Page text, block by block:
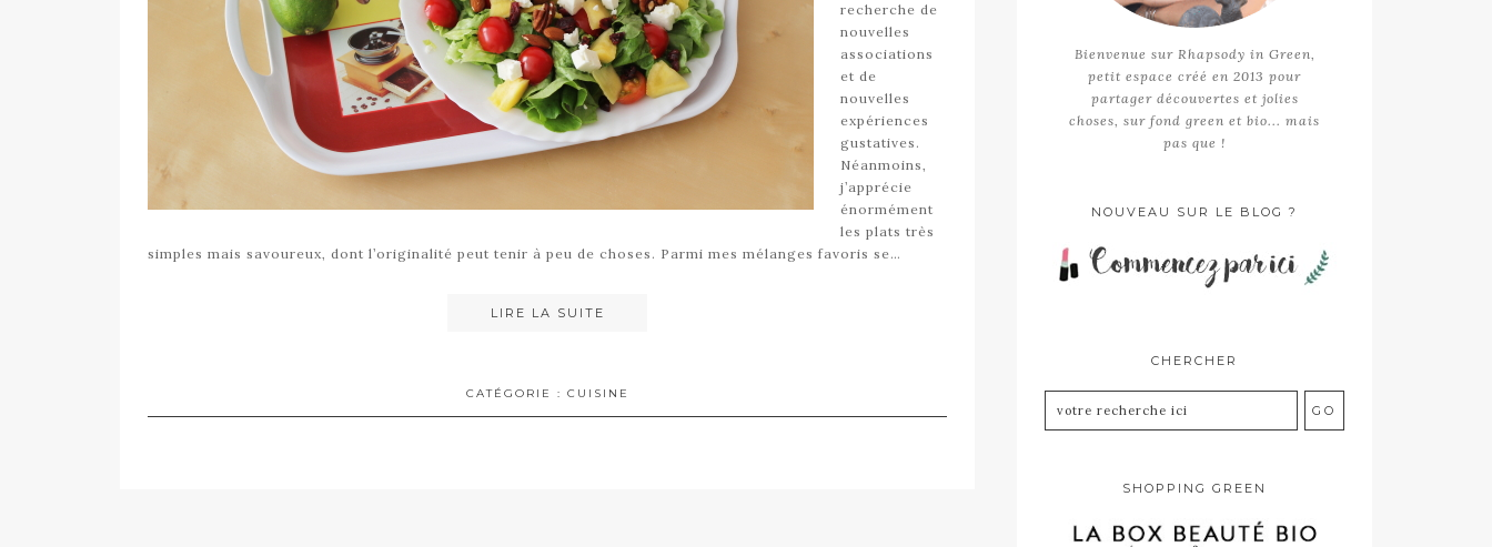
recherche de
nouvelles
associations
et de
nouvelles
expériences
gustatives.
Néanmoins,
j’apprécie
énormément
les plats très
simples mais savoureux, dont l’originalité peut tenir à peu de choses. Parmi mes mélanges favoris se…
LIRE LA SUITE
CATÉGORIE : CUISINE
Bienvenue sur Rhapsody in Green,
petit espace créé en 2013 pour
partager découvertes et jolies
choses, sur fond green et bio... mais
pas que !
NOUVEAU SUR LE BLOG ?
CHERCHER
SHOPPING GREEN